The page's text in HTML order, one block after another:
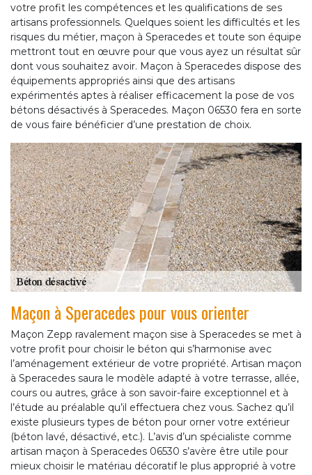
votre profit les compétences et les qualifications de ses
artisans professionnels. Quelques soient les difficultés et les
risques du métier, maçon à Speracedes et toute son équipe
mettront tout en œuvre pour que vous ayez un résultat sûr
dont vous souhaitez avoir. Maçon à Speracedes dispose des
équipements appropriés ainsi que des artisans
expérimentés aptes à réaliser efficacement la pose de vos
bétons désactivés à Speracedes. Maçon 06530 fera en sorte
de vous faire bénéficier d’une prestation de choix.
Maçon à Speracedes pour vous orienter
Maçon Zepp ravalement maçon sise à Speracedes se met à
votre profit pour choisir le béton qui s’harmonise avec
l’aménagement extérieur de votre propriété. Artisan maçon
à Speracedes saura le modèle adapté à votre terrasse, allée,
cours ou autres, grâce à son savoir-faire exceptionnel et à
l’étude au préalable qu’il effectuera chez vous. Sachez qu’il
existe plusieurs types de béton pour orner votre extérieur
(béton lavé, désactivé, etc.). L’avis d’un spécialiste comme
artisan maçon à Speracedes 06530 s’avère être utile pour
mieux choisir le matériau décoratif le plus approprié à votre